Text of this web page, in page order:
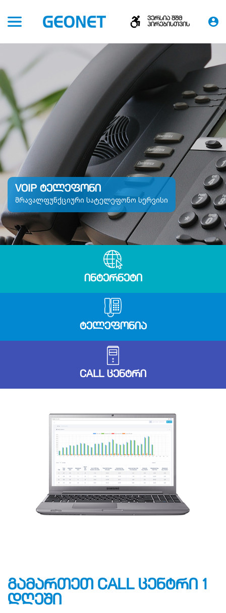
ვერსია შშმ
პირებისთვის
VOIP ᲢᲔᲚᲔᲤᲝᲜᲘ
მრავალფუნქციური სატელეფონო სერვისი
ᲘᲜᲢᲔᲠᲜᲔᲢᲘ
ᲢᲔᲚᲔᲤᲝᲜᲘᲐ
CALL ᲪᲔᲜᲢᲠᲘ
ᲒᲐᲛᲐᲠᲗᲔᲗ CALL ᲪᲔᲜᲢᲠᲘ 1
ᲓᲦᲔᲨᲘ